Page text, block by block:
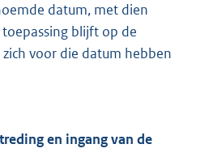
datum, met dien
blijft op de
voor die datum hebben
en ingang van de